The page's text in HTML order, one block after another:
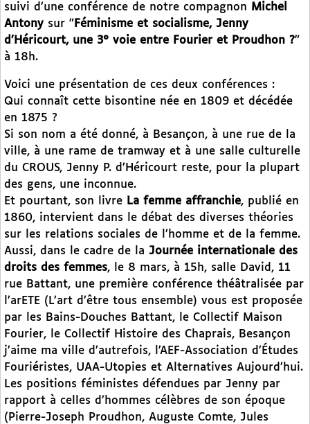
suivi d’une conférence de notre compagnon Michel
Antony sur " Féminisme et socialisme, Jenny
d’Héricourt, une 3° voie entre Fourier et Proudhon ?"
à 18h.
Voici une présentation de ces deux conférences :
Qui connaît cette bisontine née en 1809 et décédée
en 1875 ?
Si son nom a été donné, à Besançon, à une rue de la
ville, à une rame de tramway et à une salle culturelle
du CROUS, Jenny P. d’Héricourt reste, pour la plupart
des gens, une inconnue.
Et pourtant, son livre La femme affranchie, publié en
1860, intervient dans le débat des diverses théories
sur les relations sociales de l’homme et de la femme.
Aussi, dans le cadre de la Journée internationale des
droits des femmes, le 8 mars, à 15h, salle David, 11
rue Battant, une première conférence théâtralisée par
l’arETE (L’art d’être tous ensemble) vous est proposée
par les Bains-Douches Battant, le Collectif Maison
Fourier, le Collectif Histoire des Chaprais, Besançon
j’aime ma ville d’autrefois, l’AEF-Association d’Études
Fouriéristes, UAA-Utopies et Alternatives Aujourd’hui.
Les positions féministes défendues par Jenny par
rapport à celles d’hommes célèbres de son époque
(Pierre-Joseph Proudhon, Auguste Comte, Jules